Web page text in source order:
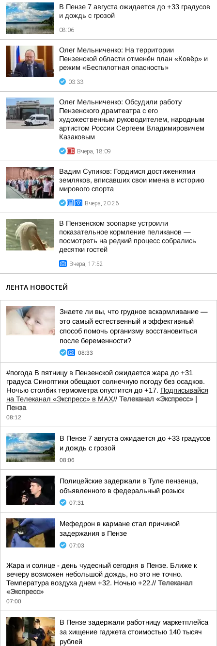
В Пензе 7 августа ожидается до +33 градусов
и дождь с грозой
08:06
Олег Мельниченко: На территории
Пензенской области отменён план «Ковёр» и
режим «Беспилотная опасность»
03:33
Олег Мельниченко: Обсудили работу
Пензенского драмтеатра с его
художественным руководителем, народным
артистом России Сергеем Владимировичем
Казаковым
Вчера, 18:09
Вадим Супиков: Гордимся достижениями
земляков, вписавших свои имена в историю
мирового спорта
Вчера, 20:26
В Пензенском зоопарке устроили
показательное кормление пеликанов —
посмотреть на редкий процесс собрались
десятки гостей
Вчера, 17:52
ЛЕНТА НОВОСТЕЙ
Знаете ли вы, что грудное вскармливание —
это самый естественный и эффективный
способ помочь организму восстановиться
после беременности?
08:33
#погода В пятницу в Пензенской ожидается жара до +31
градуса Синоптики обещают солнечную погоду без осадков.
Ночью столбик термометра опустится до +17. Подписывайся
на Телеканал «Экспресс» в MAX// Телеканал «Экспресс» |
Пенза
08:12
В Пензе 7 августа ожидается до +33 градусов
и дождь с грозой
08:06
Полицейские задержали в Туле пензенца,
объявленного в федеральный розыск
07:31
Мефедрон в кармане стал причиной
задержания в Пензе
07:03
Жара и солнце - день чудесный сегодня в Пензе. Ближе к
вечеру возможен небольшой дождь, но это не точно.
Температура воздуха днем +32. Ночью +22.// Телеканал
«Экспресс»
07:00
В Пензе задержали работницу маркетплейса
за хищение гаджета стоимостью 140 тысяч
рублей